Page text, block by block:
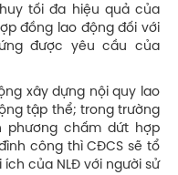
tối đa hiệu quả của
đồng lao động đối với
được yêu cầu của
xây dựng nội quy lao
tập thể; trong trường
phương chấm dứt hợp
công thì CĐCS sẽ tổ
của NLĐ với người sử